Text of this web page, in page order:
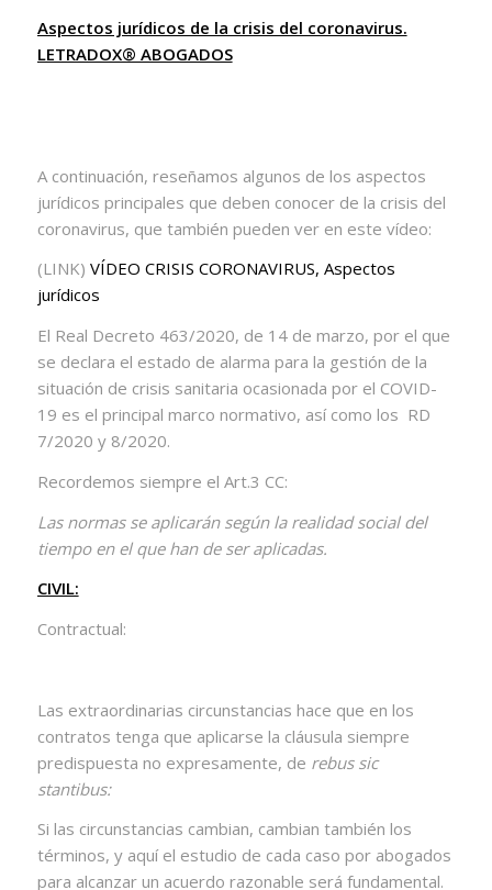
Aspectos jurídicos de la crisis del coronavirus.
LETRADOX® ABOGADOS
A continuación, reseñamos algunos de los aspectos
jurídicos principales que deben conocer de la crisis del
coronavirus, que también pueden ver en este vídeo:
(LINK) VÍDEO CRISIS CORONAVIRUS, Aspectos
jurídicos
El Real Decreto 463/2020, de 14 de marzo, por el que
se declara el estado de alarma para la gestión de la
situación de crisis sanitaria ocasionada por el COVID-
19 es el principal marco normativo, así como los RD
7/2020 y 8/2020.
Recordemos siempre el Art.3 CC:
Las normas se aplicarán según la realidad social del
tiempo en el que han de ser aplicadas.
CIVIL:
Contractual:
Las extraordinarias circunstancias hace que en los
contratos tenga que aplicarse la cláusula siempre
predispuesta no expresamente, de rebus sic
stantibus:
Si las circunstancias cambian, cambian también los
términos, y aquí el estudio de cada caso por abogados
para alcanzar un acuerdo razonable será fundamental.